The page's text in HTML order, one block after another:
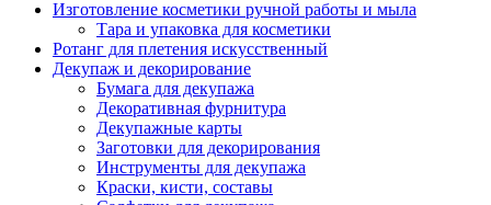
Изготовление косметики ручной работы и мыла
Тара и упаковка для косметики
Ротанг для плетения искусственный
Декупаж и декорирование
Бумага для декупажа
Декоративная фурнитура
Декупажные карты
Заготовки для декорирования
Инструменты для декупажа
Краски, кисти, составы